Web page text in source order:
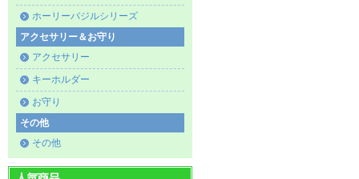
ホーリーバジルシリーズ
アクセサリー＆お守り
アクセサリー
キーホルダー
お守り
その他
その他